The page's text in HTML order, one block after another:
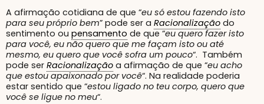
A afirmação cotidiana de que “eu só estou fazendo isto
para seu próprio bem” pode ser a Racionalização do
sentimento ou pensamento de que “eu quero fazer isto
para você, eu não quero que me façam isto ou até
mesmo, eu quero que você sofra um pouco“. Também
pode ser Racionalização a afirmação de que “eu acho
que estou apaixonado por você“. Na realidade poderia
estar sentido que “estou ligado no teu corpo, quero que
você se ligue no meu“.